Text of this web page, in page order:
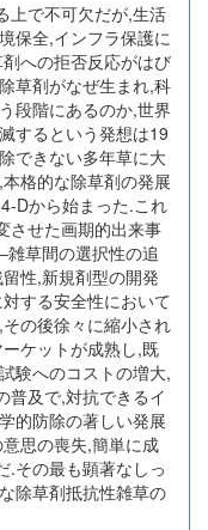
上で不可欠だが,生活
保全,インフラ保護に
への拒否反応がはび
草剤がなぜ生まれ,科
段階にあるのか,世界
するという発想は19
できない多年草に大
格的な除草剤の発展
Dから始まった.これ
させた画期的出来事
草間の選択性の追
性,新規剤型の開発
する安全性において
の後徐々に縮小され
ケットが成熟し,既
験へのコストの増大,
普及で,対抗できるイ
的防除の著しい発展
思の喪失,簡単に成
.その最も顕著なしっ
除草剤抵抗性雑草の